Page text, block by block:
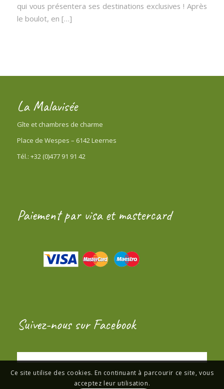
qui vous présentera ses destinations exclusives ! Après
le boulot, en […]
La Malavisée
Gîte et chambres de charme
Place de Wespes – 6142 Leernes
Tél.: +32 (0)477 91 91 42
Paiement par visa et mastercard
Suivez-nous sur Facebook
Ce site utilise des cookies. En continuant à parcourir ce site, vous
acceptez leur utilisation.